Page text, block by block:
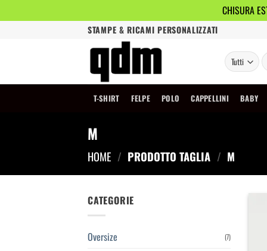
CHISURA
STAMPE & RICAMI PERSONALIZZATI
T-SHIRT FELPE POLO CAPPELLINI BABY
M
HOME / PRODOTTO TAGLIA / M
CATEGORIE
Oversize (7)